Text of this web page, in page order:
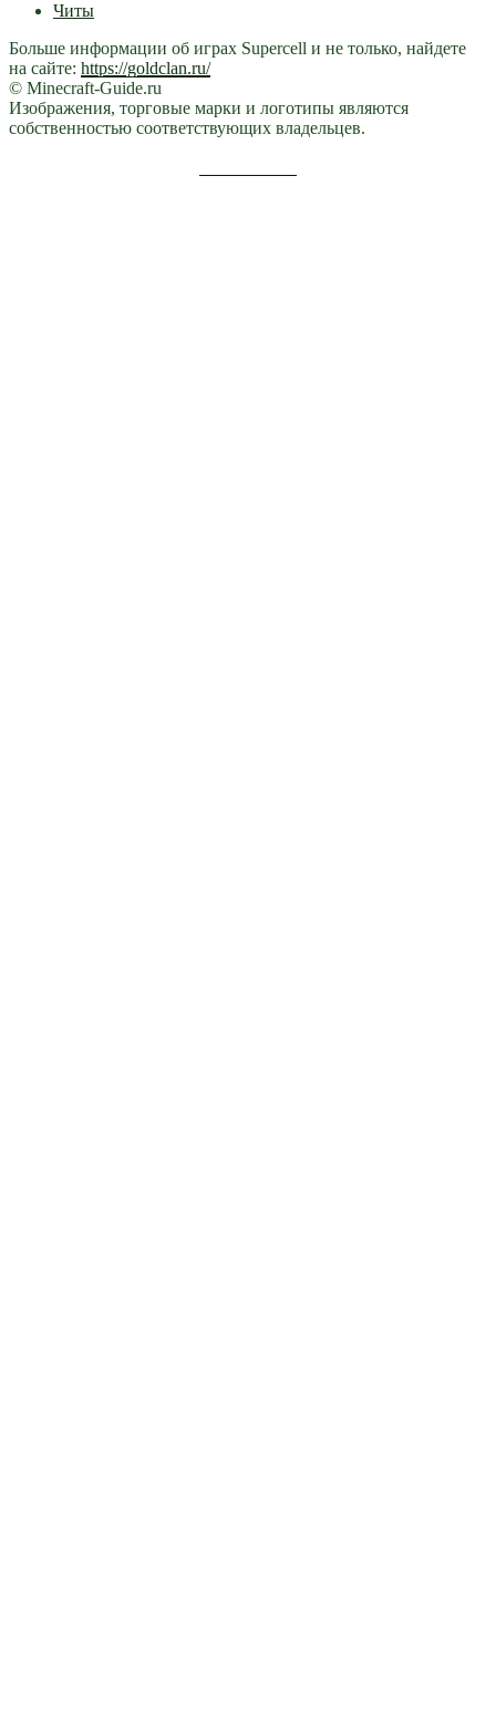
Читы
Больше информации об играх Supercell и не только, найдете
на сайте: https://goldclan.ru/
© Minecraft-Guide.ru
Изображения, торговые марки и логотипы являются
собственностью соответствующих владельцев.